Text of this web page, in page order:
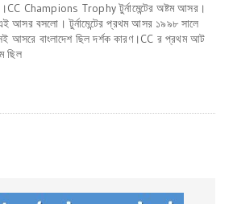
Champions Trophy টুর্নামেন্টের অষ্টম আসর।
এই আসর বসলো। টুর্নামেন্টের প্রথম আসর ১৯৯৮ সালে
আসরে বাংলাদেশ ছিল দর্শক কারণ।CC র প্রথম আট
ছিল